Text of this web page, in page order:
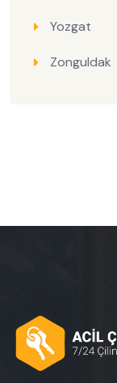
Yozgat
Zonguldak